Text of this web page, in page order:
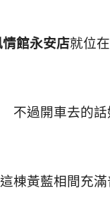
館永安店就位
不過開車去的
棟黃藍相間充